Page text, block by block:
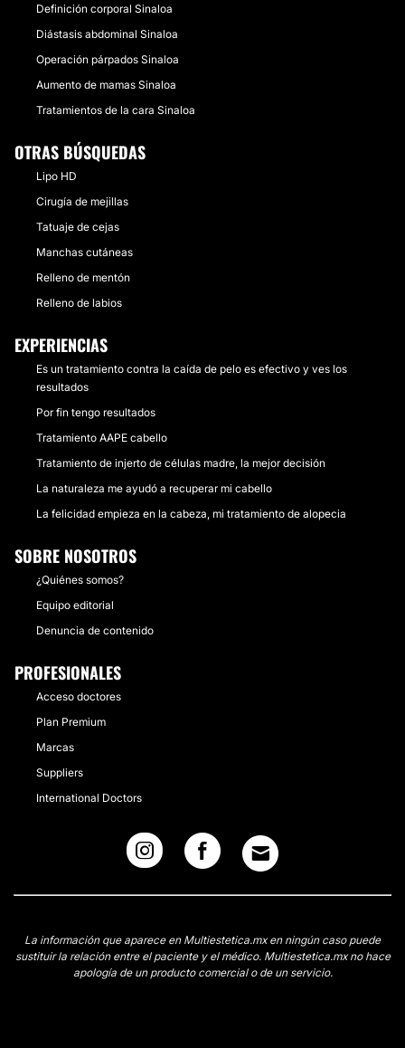
Definición corporal Sinaloa
Diástasis abdominal Sinaloa
Operación párpados Sinaloa
Aumento de mamas Sinaloa
Tratamientos de la cara Sinaloa
OTRAS BÚSQUEDAS
Lipo HD
Cirugía de mejillas
Tatuaje de cejas
Manchas cutáneas
Relleno de mentón
Relleno de labios
EXPERIENCIAS
Es un tratamiento contra la caída de pelo es efectivo y ves los
resultados
Por fin tengo resultados
Tratamiento AAPE cabello
Tratamiento de injerto de células madre, la mejor decisión
La naturaleza me ayudó a recuperar mi cabello
La felicidad empieza en la cabeza, mi tratamiento de alopecia
SOBRE NOSOTROS
¿Quiénes somos?
Equipo editorial
Denuncia de contenido
PROFESIONALES
Acceso doctores
Plan Premium
Marcas
Suppliers
International Doctors
La información que aparece en Multiestetica.mx en ningún caso puede
sustituir la relación entre el paciente y el médico. Multiestetica.mx no hace
apología de un producto comercial o de un servicio.